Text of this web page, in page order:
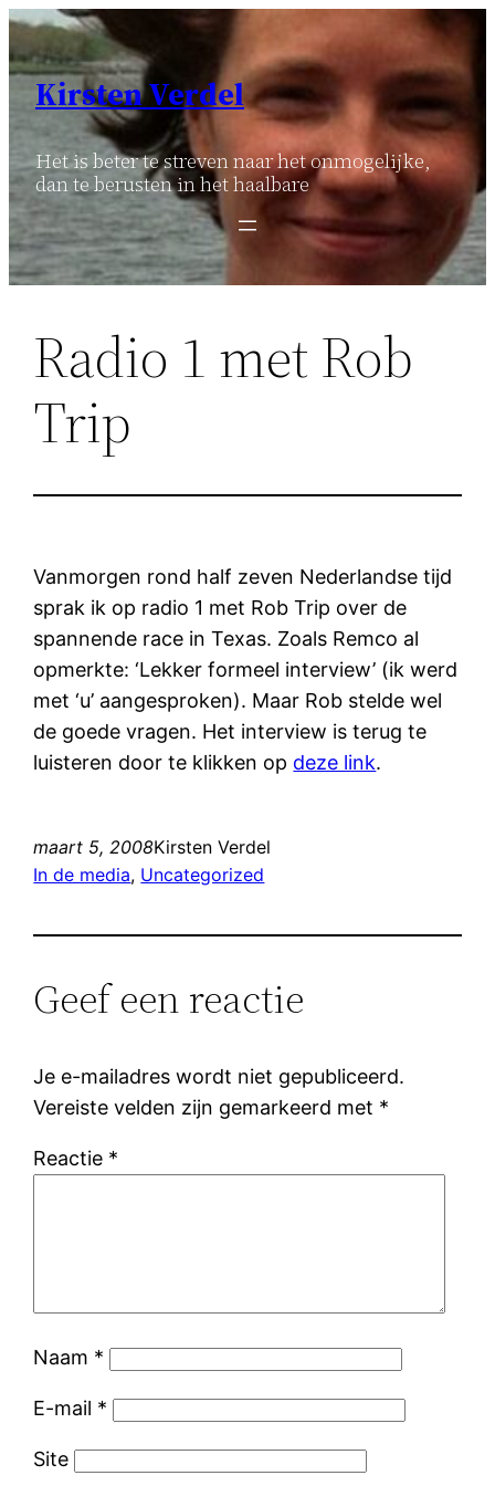
Ga
naar
inhoud
Kirsten Verdel
Het is beter te streven naar het onmogelijke,
dan te berusten in het haalbare
Radio 1 met Rob
Trip
Vanmorgen rond half zeven Nederlandse tijd
sprak ik op radio 1 met Rob Trip over de
spannende race in Texas. Zoals Remco al
opmerkte: ‘Lekker formeel interview’ (ik werd
met ‘u’ aangesproken). Maar Rob stelde wel
de goede vragen. Het interview is terug te
luisteren door te klikken op deze link.
maart 5, 2008Kirsten Verdel
In de media, Uncategorized
Geef een reactie
Je e-mailadres wordt niet gepubliceerd.
Vereiste velden zijn gemarkeerd met *
Reactie *
Naam *
E-mail *
Site